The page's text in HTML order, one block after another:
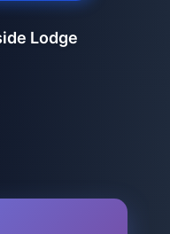
Lodge